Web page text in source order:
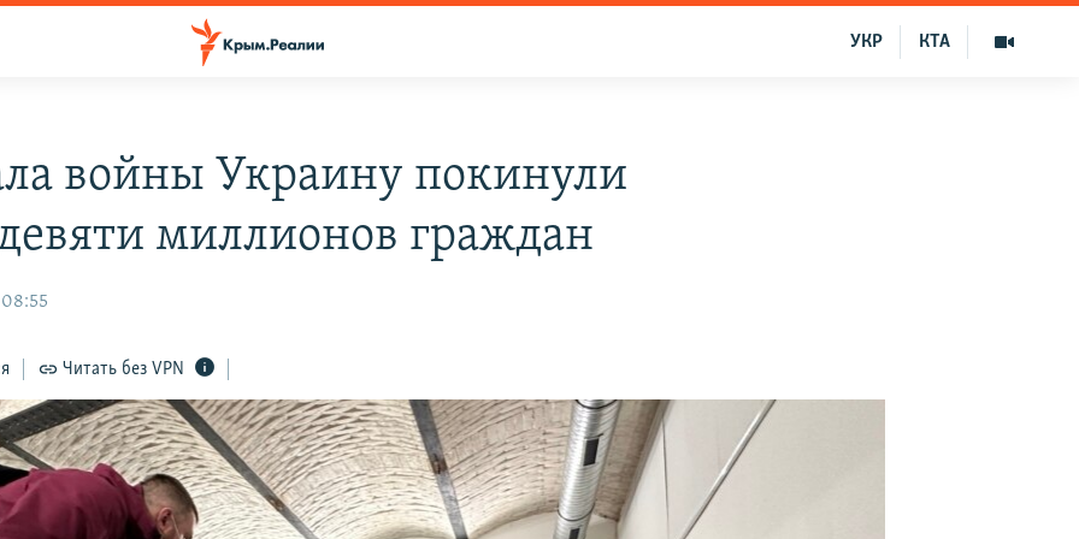
КТА
УКР
войны Украину покинули
миллионов граждан
08:55
Читать без VPN